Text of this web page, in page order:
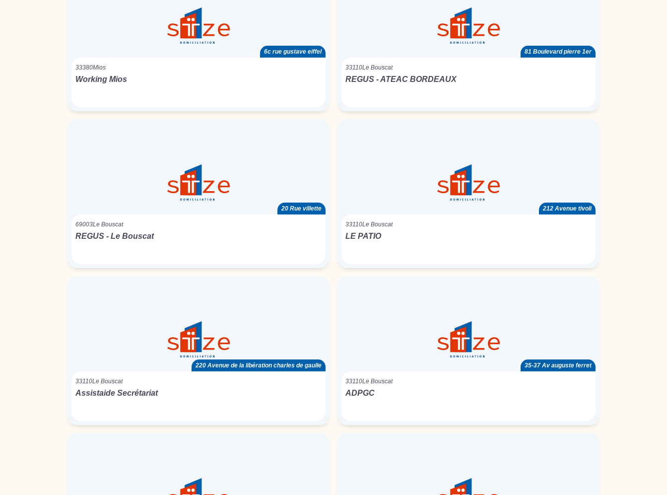
6c rue gustave eiffel
33380Mios
Working Mios
81 Boulevard pierre 1er
33110Le Bouscat
REGUS - ATEAC BORDEAUX
20 Rue villette
69003Le Bouscat
REGUS - Le Bouscat
212 Avenue tivoli
33110Le Bouscat
LE PATIO
220 Avenue de la libération charles de gaulle
33110Le Bouscat
Assistaide Secrétariat
35-37 Av auguste ferret
33110Le Bouscat
ADPGC